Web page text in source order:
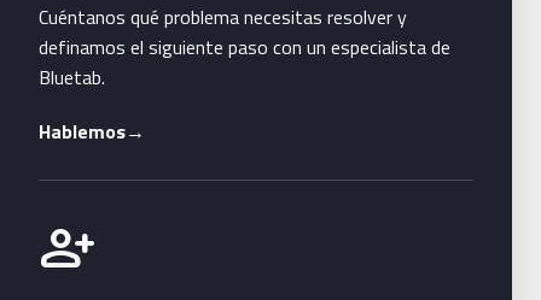
Cuéntanos qué problema necesitas resolver y
definamos el siguiente paso con un especialista de
Bluetab.
Hablemos→
person_add
Únete a Bluetab